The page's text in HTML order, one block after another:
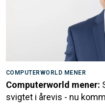
COMPUTERWORLD MENER
Computerworld mener:
svigtet i årevis - nu